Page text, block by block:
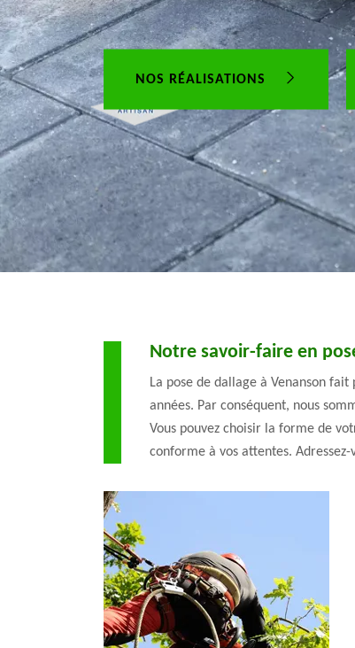
NOS RÉALISATIONS
Notre savoir-faire en
La pose de dallage à Venanson
années. Par conséquent, nous
Vous pouvez choisir la forme de
conforme à vos attentes.